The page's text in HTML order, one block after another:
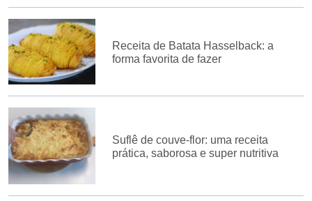
Receita de Batata Hasselback: a
forma favorita de fazer
Suflê de couve-flor: uma receita
prática, saborosa e super nutritiva